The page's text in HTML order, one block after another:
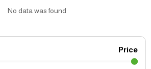
Price
No data was found